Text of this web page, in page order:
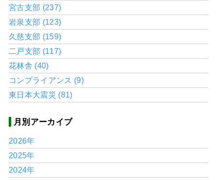
宮古支部 (237)
岩泉支部 (123)
久慈支部 (159)
二戸支部 (117)
花林舎 (40)
コンプライアンス (9)
東日本大震災 (81)
月別アーカイブ
2026年
2025年
2024年